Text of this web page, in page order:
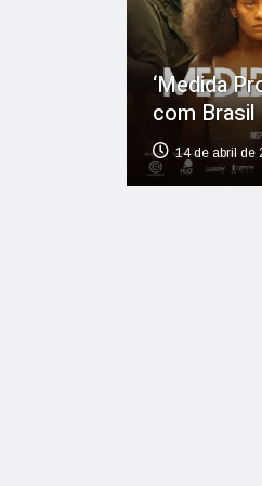
‘Medida
com
14 de abril de